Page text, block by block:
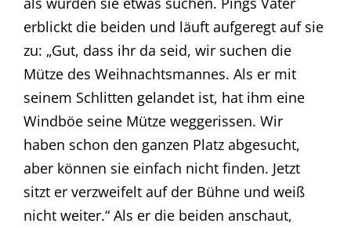
erblickt die beiden und läuft aufgeregt auf sie
zu: „Gut, dass ihr da seid, wir suchen die
Mütze des Weihnachtsmannes. Als er mit
seinem Schlitten gelandet ist, hat ihm eine
Windböe seine Mütze weggerissen. Wir
haben schon den ganzen Platz abgesucht,
aber können sie einfach nicht finden. Jetzt
sitzt er verzweifelt auf der Bühne und weiß
nicht weiter.“ Als er die beiden anschaut,